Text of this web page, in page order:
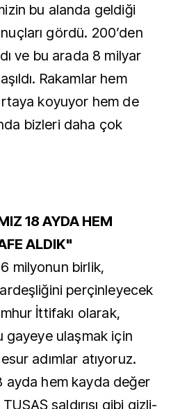
bu alanda geldiği
gördü. 200’den
ve bu arada 8 milyar
Rakamlar hem
koyuyor hem de
bizleri daha çok
18 AYDA HEM
ALDIK"
milyonun birlik,
perçinleyecek
İttifakı olarak,
gayeye ulaşmak için
adımlar atıyoruz.
ayda hem kayda değer
saldırısı gibi gizli-